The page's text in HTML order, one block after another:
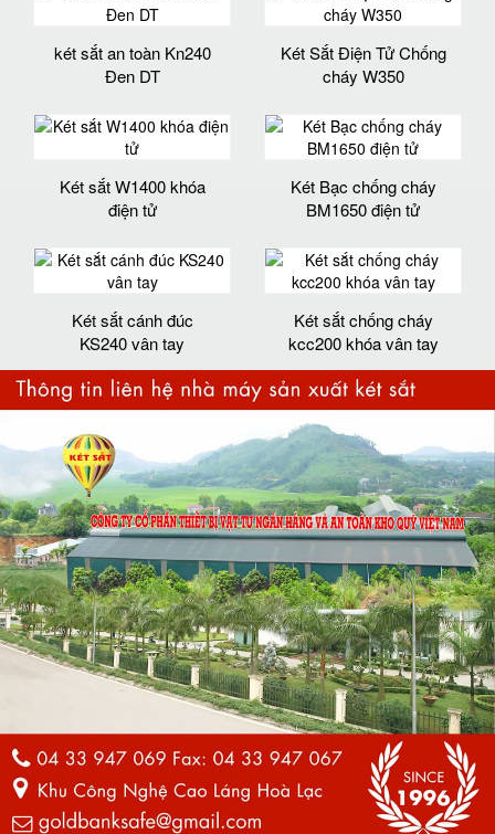
két sắt an toàn Kn240
Đen DT
Két Sắt Điện Tử Chống
cháy W350
Két sắt W1400 khóa
điện tử
Két Bạc chống cháy
BM1650 điện tử
Két sắt cánh đúc
KS240 vân tay
Két sắt chống cháy
kcc200 khóa vân tay